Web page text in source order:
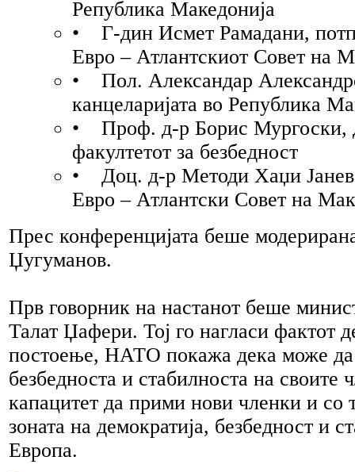
Република Македонија
• Г-дин Исмет Рамадани,
Евро – Атлантскиот Совет на
• Пол. Александар
канцеларијата во Република
• Проф. д-р Борис Мургоски,
факултетот за безбедност
• Доц. д-р Методи Хаџи Јанев,
Евро – Атлантски Совет на
Прес конференцијата беше
Џугуманов.
Прв говорник на настанот беше
Талат Џафери. Тој го нагласи фактот
постоење, НАТО покажа дека може да
безбедноста и стабилноста на своите
капацитет да прими нови членки и со
зоната на демократија, безбедност и
Европа.